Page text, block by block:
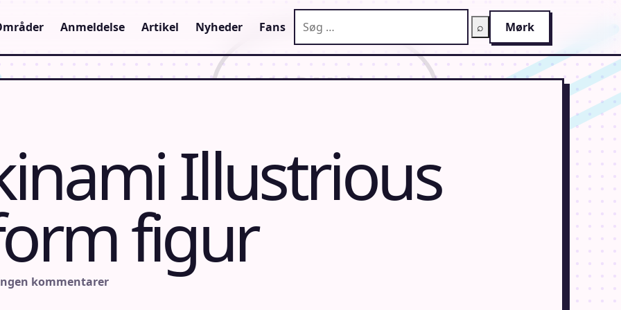
Anmeldelse Artikel Nyheder Fans ⌕ Mørk
Illustrious
figur
kommentarer